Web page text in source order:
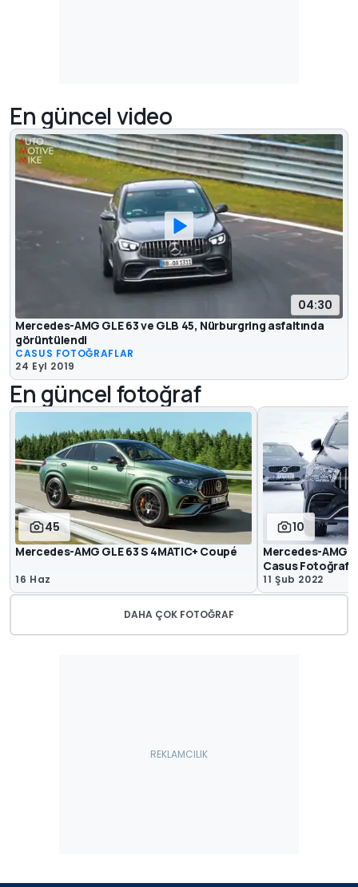
En güncel video
04:30
Mercedes-AMG GLE 63 ve GLB 45, Nürburgring asfaltında
görüntülendi
CASUS FOTOĞRAFLAR
24 Eyl 2019
En güncel fotoğraf
45
Mercedes-AMG GLE 63 S 4MATIC+ Coupé
16 Haz
10
Mercedes-AMG
Casus
11 Şub 2022
DAHA ÇOK FOTOĞRAF